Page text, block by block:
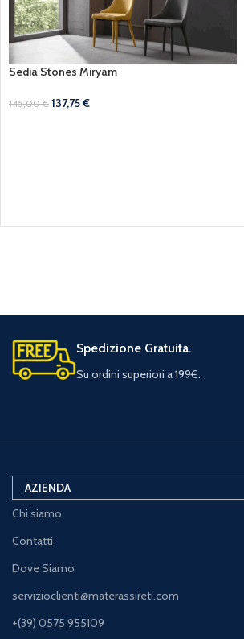
Sedia Stones Miryam
145,00€ 137,75€
Spedizione Gratuita.
Su ordini superiori a 199€.
AZIENDA
Chi siamo
Contatti
Dove Siamo
servizioclienti@materassireti.com
+(39) 0575 955109